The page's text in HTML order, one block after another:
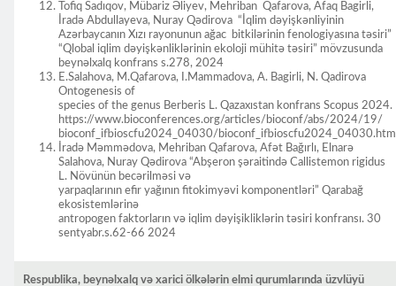
Tofiq Sadıqov, Mübariz Əliyev, Mehriban Qafarova, Afaq Bagirli,
İradə Abdullayeva, Nuray Qədirova “İqlim dəyişkənliyinin
Azərbaycanın Xızı rayonunun ağac bitkilərinin fenologiyasına təsiri”
“Qlobal iqlim dəyişkənliklərinin ekoloji mühitə təsiri” mövzusunda
beynəlxalq konfrans s.278, 2024
E.Salahova, M.Qafarova, I.Mammadova, A. Bagirli, N. Qadirova
Ontogenesis of
species of the genus Berberis L. Qazaxıstan konfrans Scopus 2024.
https://www.bioconferences.org/articles/bioconf/abs/2024/19/
bioconf_ifbioscfu2024_04030/bioconf_ifbioscfu2024_04030.htm
İradə Məmmədova, Mehriban Qafarova, Afət Bağırlı, Elnarə
Salahova, Nuray Qədirova “Abşeron şəraitində Callistemon rigidus
L. Növünün becərilməsi və
yarpaqlarının efir yağının fitokimyəvi komponentləri” Qarabağ
ekosistemlərinə
antropogen faktorların və iqlim dəyişikliklərin təsiri konfransı. 30
sentyabr.s.62-66 2024
Respublika, beynəlxalq və xarici ölkələrin elmi qurumlarında üzvlüyü